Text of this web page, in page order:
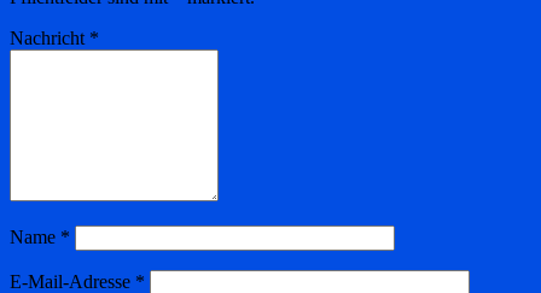
Nachricht *
Name *
E-Mail-Adresse *